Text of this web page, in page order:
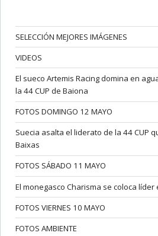
SELECCIÓN MEJORES IMÁGENES
VIDEOS
El sueco Artemis Racing domina en
la 44 CUP de Baiona
FOTOS DOMINGO 12 MAYO
Suecia asalta el liderato de la 44 CUP
Baixas
FOTOS SÁBADO 11 MAYO
El monegasco Charisma se coloca
FOTOS VIERNES 10 MAYO
FOTOS AMBIENTE